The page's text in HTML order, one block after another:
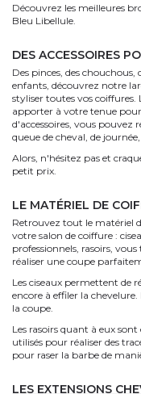
Découvrez les meilleures
Bleu Libellule.
DES ACCESSOIRES
Des pinces, des chouchous,
enfants, découvrez notre
styliser toutes vos coiffures.
apporter à votre tenue
d'accessoires, vous pouvez
queue de cheval, de
Alors, n'hésitez pas et
petit prix.
LE MATÉRIEL DE
Retrouvez tout le matériel
votre salon de coiffure :
professionnels, rasoirs,
réaliser une coupe
Les ciseaux permettent de
encore à effiler la
la coupe.
Les rasoirs quant à eux
utilisés pour réaliser des
pour raser la barbe de
LES EXTENSIONS